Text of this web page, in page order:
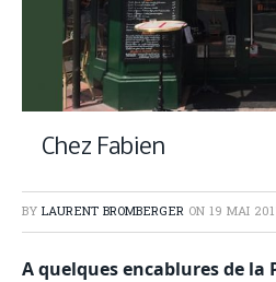
Chez Fabien
BY LAURENT BROMBERGER ON 19 MAI
A quelques encablures de la